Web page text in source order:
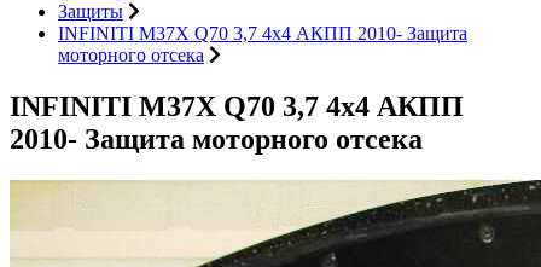
Защиты
INFINITI M37X Q70 3,7 4х4 АКПП 2010- Защита
моторного отсека
INFINITI M37X Q70 3,7 4х4 АКПП
2010- Защита моторного отсека